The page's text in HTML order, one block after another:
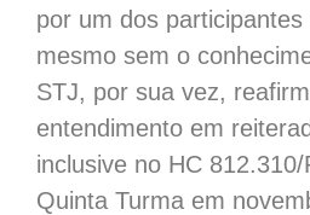
por um dos participantes
mesmo sem o
STJ, por sua vez,
entendimento em
inclusive no HC
Quinta Turma em